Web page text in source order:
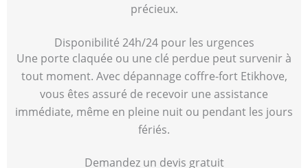
précieux.
Disponibilité 24h/24 pour les urgences
Une porte claquée ou une clé perdue peut survenir à
tout moment. Avec dépannage coffre-fort Etikhove,
vous êtes assuré de recevoir une assistance
immédiate, même en pleine nuit ou pendant les jours
fériés.
Demandez un devis gratuit